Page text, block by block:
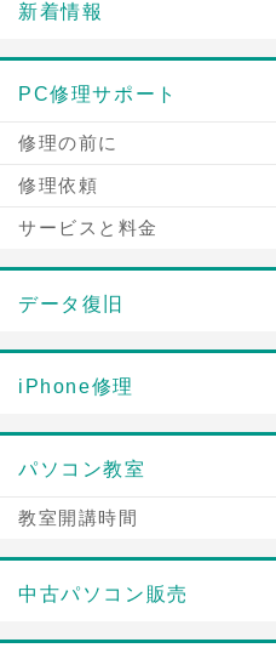
新着情報
PC修理サポート
修理の前に
修理依頼
サービスと料金
データ復旧
iPhone修理
パソコン教室
教室開講時間
中古パソコン販売